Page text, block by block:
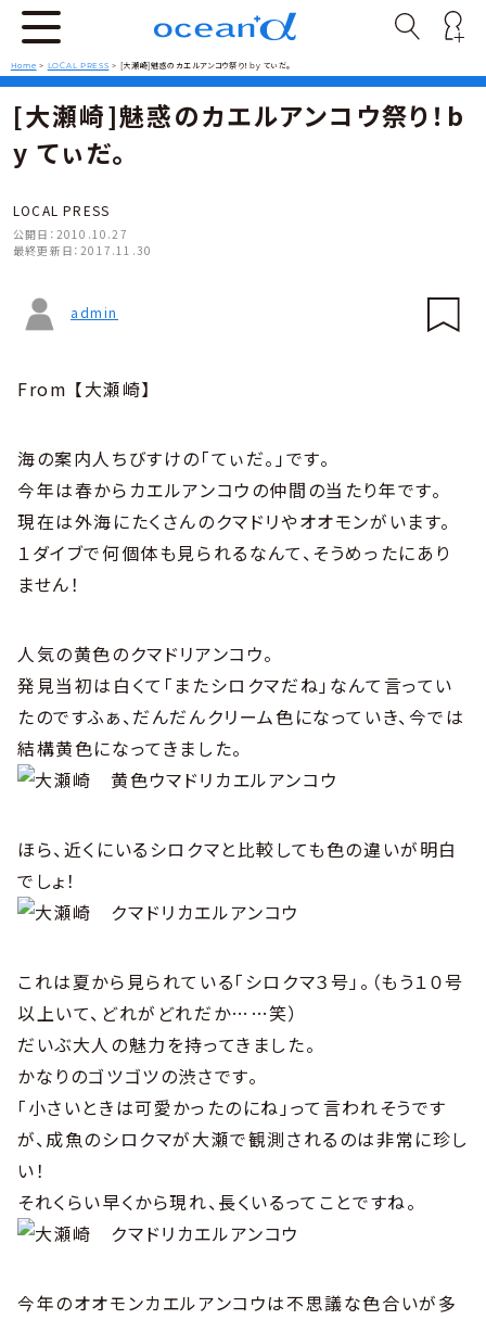
Home > LOCAL PRESS > [大瀬崎]魅惑のカエルアンコウ祭り！by てぃだ。
[大瀬崎]魅惑のカエルアンコウ祭り！b
y てぃだ。
LOCAL PRESS
公開日： 2010.10.27
最終更新日： 2017.11.30
admin
From 【大瀬崎】
海の案内人ちびすけの「てぃだ。」です。
今年は春からカエルアンコウの仲間の当たり年です。
現在は外海にたくさんのクマドリやオオモンがいます。
１ダイブで何個体も見られるなんて、そうめったにあり
ません！
人気の黄色のクマドリアンコウ。
発見当初は白くて「またシロクマだね」なんて言ってい
たのですふぁ、だんだんクリーム色になっていき、今では
結構黄色になってきました。
ほら、近くにいるシロクマと比較しても色の違いが明白
でしょ！
これは夏から見られている「シロクマ３号」。（もう１０号
以上いて、どれがどれだか……笑）
だいぶ大人の魅力を持ってきました。
かなりのゴツゴツの渋さです。
「小さいときは可愛かったのにね」って言われそうです
が、成魚のシロクマが大瀬で観測されるのは非常に珍し
い！
それくらい早くから現れ、長くいるってことですね。
今年のオオモンカエルアンコウは不思議な色合いが多